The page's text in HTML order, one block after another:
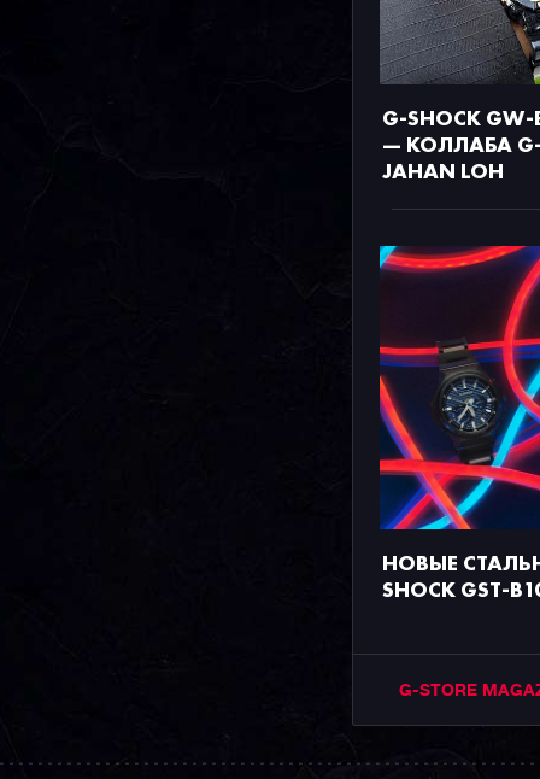
G-SHOCK
— КОЛЛАБА G-
JAHAN LOH
НОВЫЕ
SHOCK GST-
G-STORE